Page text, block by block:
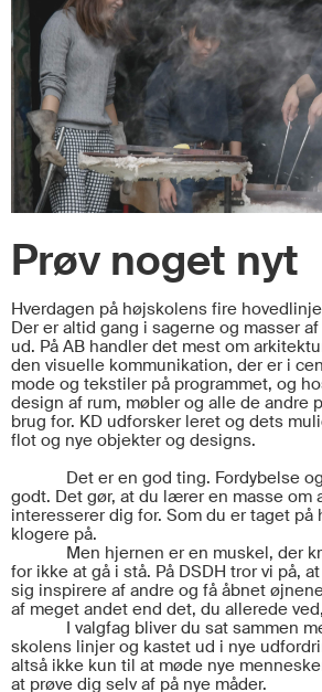
Prøv noget nyt
Hverdagen på højskolens fire
Der er altid gang i sagerne og masser
ud. På AB handler det mest om
den visuelle kommunikation, der er i
mode og tekstiler på programmet, og
design af rum, møbler og alle de andre
brug for. KD udforsker leret og dets
flot og nye objekter og designs.
Det er en god ting. Fordybelse
godt. Det gør, at du lærer en masse om
interesserer dig for. Som du er taget
klogere på.
Men hjernen er en muskel, der
for ikke at gå i stå. På DSDH tror vi på,
sig inspirere af andre og få åbnet
af meget andet end det, du allerede
I valgfag bliver du sat sammen
skolens linjer og kastet ud i nye
altså ikke kun til at møde nye
at prøve dig selv af på nye måder.